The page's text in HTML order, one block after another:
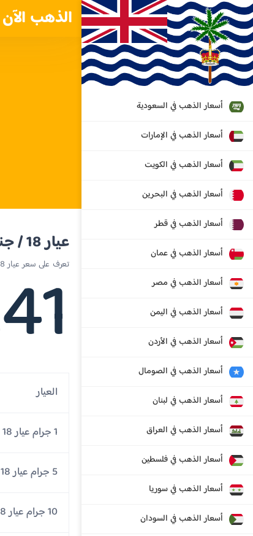
الذهب
أسعار الذهب في السعودية
أسعار الذهب في الإمارات
أسعار الذهب في الكويت
أسعار الذهب في البحرين
أسعار الذهب في قطر
أسعار الذهب في عمان
أسعار الذهب في مصر
أسعار الذهب في اليمن
أسعار الذهب في الأردن
أسعار الذهب في الصومال
أسعار الذهب في لبنان
أسعار الذهب في العراق
أسعار الذهب في فلسطين
أسعار الذهب في سوريا
أسعار الذهب في السودان
عيار 18 / جنيه استرليني
تعرف على سعر عيار 18 اليوم في إقليم المحيط الهندي البريطاني
العيار
1 جرام عيار 18
5 جرام عيار 18
10 جرام عيار 18